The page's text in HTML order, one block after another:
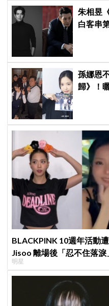
朱相昱
白客串
孫娜恩
歸》！
BLACKPINK 10週年活動
Jisoo 離場後「忍不住落淚
看了好心疼
明星